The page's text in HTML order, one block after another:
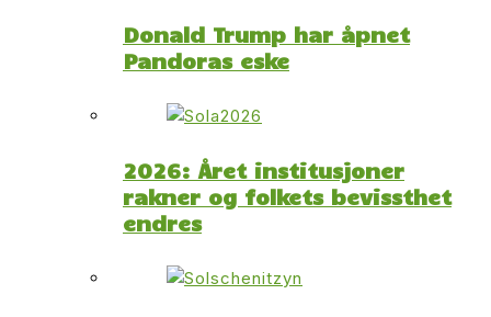
Donald Trump har åpnet
Pandoras eske
2026: Året institusjoner
rakner og folkets bevissthet
endres